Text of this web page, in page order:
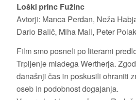
Loški princ Fužinc
Avtorji: Manca Perdan, Neža
Dario Balič, Miha Mali, Peter Polak
Film smo posneli po literarni
Trpljenje mladega Wertherja.
današnji čas in poskusili ohraniti
oseb in podobnost dogajanja.